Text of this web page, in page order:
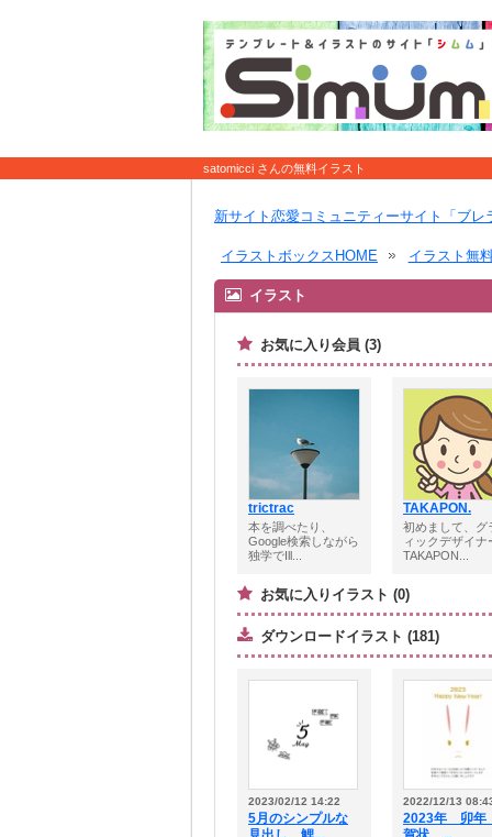
satomicci さんの無料イラスト
新サイト恋愛コミュニティーサイト「ブレ
イラストボックスHOME イラスト無
イラスト
お気に入り会員 (3)
trictrac
本を調べたり、
Google検索しながら
独学でIll...
TAKAPON.
初めまして、グ
ィックデザイナ
TAKAPON...
お気に入りイラスト (0)
ダウンロードイラスト (181)
2023/02/12 14:22
5月のシンプルな
2022/12/13
2023年 卯